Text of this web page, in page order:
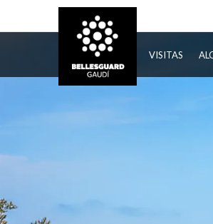
BELLESGUARD VISITAS